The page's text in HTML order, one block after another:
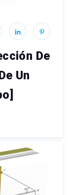
De
Un